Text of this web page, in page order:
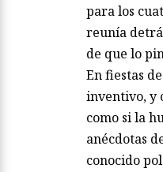
para los
reunía
de que lo
En fiestas
inventivo, y
como si la
anécdotas
conocido